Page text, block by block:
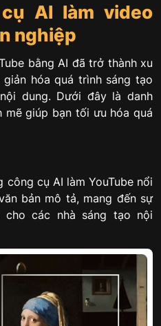
AI làm video
nghiệp
bằng AI đã trở thành xu
hóa quá trình sáng tạo
dung. Dưới đây là danh
mẽ giúp bạn tối ưu hóa quá
công cụ AI làm YouTube nổi
bản mô tả, mang đến sự
các nhà sáng tạo nội